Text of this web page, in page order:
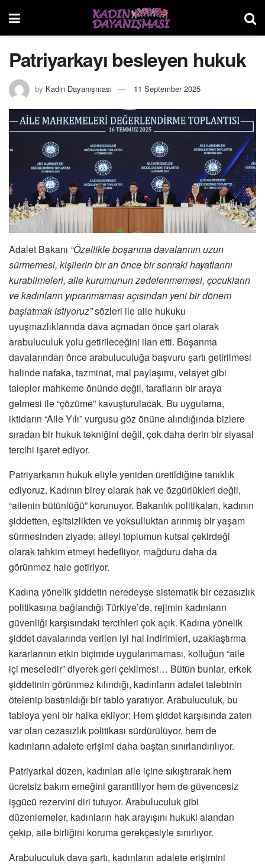
Patriyarkayı besleyen hukuk
by Kadın Dayanışması 11 September 2025
Adalet Bakanı “Özellikle boşanma davalarının uzun
sürmemesi, kişilerin bir an önce bir sonraki hayatlarını
kurabilmeleri, aile kurumunun zedelenmemesi, çocukların
ve kadınların yıpranmaması açısından yeni bir dönem
başlatmak istiyoruz”sözleri ile aile hukuku
uyuşmazlıklarında dava açmadan önce şart olarak
arabuluculuk yolu getirileceğini ilan etti. Boşanma
davalarından önce arabuluculuğa başvuru şartı getirilmesi
halinde nafaka, tazminat, mal paylaşımı, velayet gibi
talepler mahkeme önünde değil, tarafların bir araya
gelmesi ile “çözüme” kavuşturulacak. Bu uygulama,
iktidarın “Aile Yılı” vurgusu göz önüne alındığında bizlere
sıradan bir hukuk tekniğini değil, çok daha derin bir siyasal
tercihi işaret ediyor.
Patriyarkanın hukuk eliyle yeniden üretildiğine tanıklık
ediyoruz. Kadının birey olarak hak ve özgürlükleri değil,
“ailenin bütünlüğü” korunuyor. Bakanlık politikaları, kadının
şiddetten, eşitsizlikten ve yoksulluktan arınmış bir yaşam
sürmesinden ziyade; aileyi toplumun kutsal çekirdeği
olarak tahkim etmeyi hedefliyor, mağduru daha da
görünmez hale getiriyor.
Kadına yönelik şiddetin neredeyse sistematik bir cezasızlık
politikasına bağlandığı Türkiye’de, rejimin kadınların
güvenliği karşısındaki tercihleri çok açık. Kadına yönelik
şiddet davalarında verilen iyi hal indirimleri, uzaklaştırma
kararlarının etkin biçimde uygulanmaması, kolluğun “aile
içi meseledir” diyerek geri çekilmesi… Bütün bunlar, erkek
şiddetinin görünmez kılındığı, kadınların adalet talebinin
ötelenip bastırıldığı bir tablo yaratıyor. Arabuluculuk, bu
tabloya yeni bir halka ekliyor: Hem şiddet karşısında zaten
var olan cezasızlık politikası sürdürülüyor, hem de
kadınların adalete erişimi daha baştan sınırlandırılıyor.
Patriyarkal düzen, kadınları aile içine sıkıştırarak hem
ücretsiz bakım emeğini garantiliyor hem de güvencesiz
işgücü rezervini diri tutuyor. Arabuluculuk gibi
düzenlemeler, kadınların hak arayışını hukuki alandan
çekip, aile birliğini koruma gerekçesiyle sınırlıyor.
Arabuluculuk dava şartı, kadınların adalete erişimini